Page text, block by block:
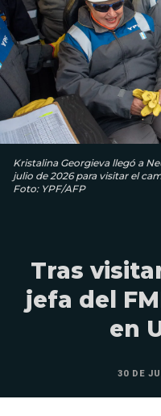
Kristalina Georgieva llegó a
julio de 2026 para visitar el
Foto: YPF/AFP
Tras
jefa del
en
30 DE